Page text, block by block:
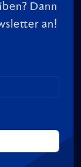
Dann
an!